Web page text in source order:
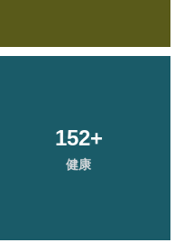
152+
健康